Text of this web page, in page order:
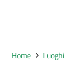
Home Luoghi